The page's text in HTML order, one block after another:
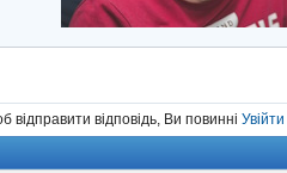
відправити відповідь, Ви повинні Увійти